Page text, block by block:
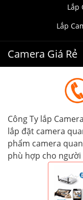
Lắp
Lắp
Camera Giá Rẻ
Công Ty lắp
lắp đặt camera
phẩm camera
phù hợp cho người